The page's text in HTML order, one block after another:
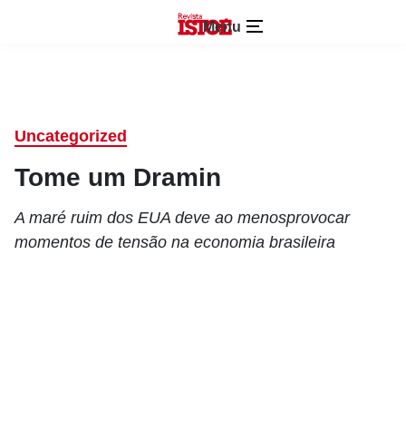
Menu
Uncategorized
Tome um Dramin
A maré ruim dos EUA deve ao menosprovocar
momentos de tensão na economia brasileira